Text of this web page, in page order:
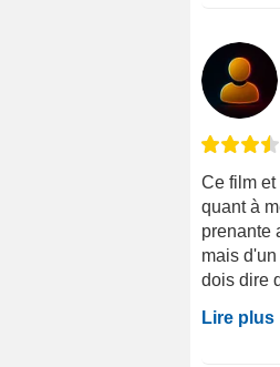
Ce film et
quant à
prenante
mais
dois dire
Lire plus